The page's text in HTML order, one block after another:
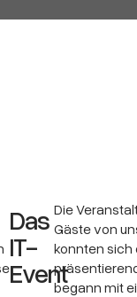
Das
IT-
Event
Die
Gäste von
konnten sich
begann mit